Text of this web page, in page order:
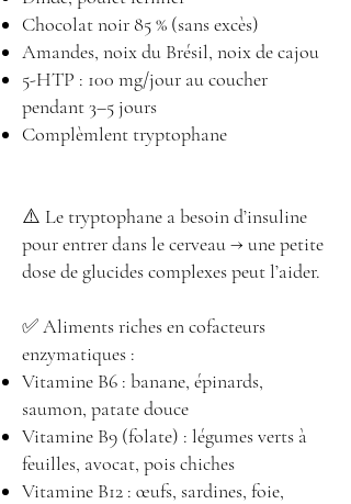
Chocolat noir 85 % (sans excès)
Amandes, noix du Brésil, noix de cajou
5-HTP : 100 mg/jour au coucher
pendant 3–5 jours
Complèmlent tryptophane
⚠️ Le tryptophane a besoin d’insuline
pour entrer dans le cerveau → une petite
dose de glucides complexes peut l’aider.
✅ Aliments riches en cofacteurs
enzymatiques :
Vitamine B6 : banane, épinards,
saumon, patate douce
Vitamine B9 (folate) : légumes verts à
feuilles, avocat, pois chiches
Vitamine B12 : œufs, sardines, foie,